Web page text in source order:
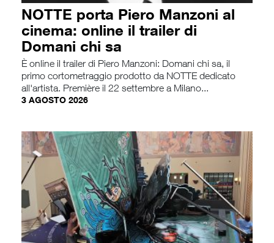
NOTTE porta Piero Manzoni al
cinema: online il trailer di
Domani chi sa
È online il trailer di Piero Manzoni: Domani chi sa, il
primo cortometraggio prodotto da NOTTE dedicato
all'artista. Première il 22 settembre a Milano...
3 AGOSTO 2026